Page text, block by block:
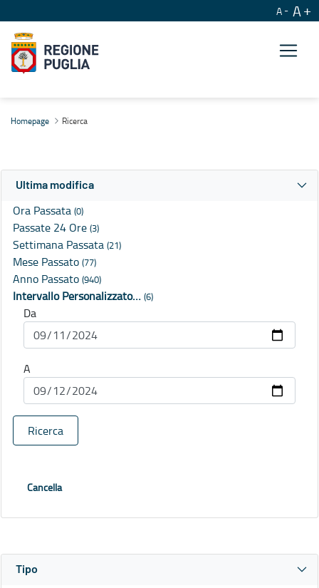
A A
Homepage Ricerca
Ultima modifica
Ora Passata (0)
Passate 24 Ore (3)
Settimana Passata (21)
Mese Passato (77)
Anno Passato (940)
Intervallo Personalizzato… (6)
Da
A
Ricerca
Cancella
Tipo